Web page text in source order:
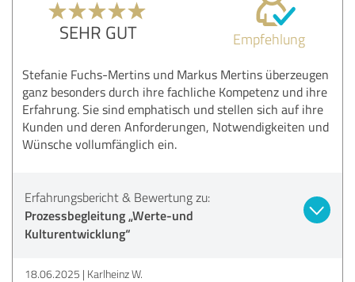
SEHR GUT Empfehlung
Stefanie Fuchs-Mertins und Markus Mertins überzeugen
ganz besonders durch ihre fachliche Kompetenz und ihre
Erfahrung. Sie sind emphatisch und stellen sich auf ihre
Kunden und deren Anforderungen, Notwendigkeiten und
Wünsche vollumfänglich ein.
Erfahrungsbericht & Bewertung zu:
Prozessbegleitung „Werte-und
Kulturentwicklung“
18.06.2025 Karlheinz W.